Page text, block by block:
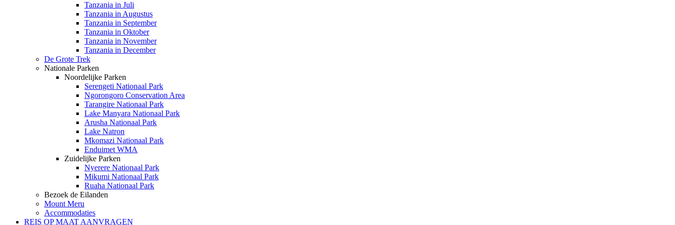
Tanzania in Juli
Tanzania in Augustus
Tanzania in September
Tanzania in Oktober
Tanzania in November
Tanzania in December
De Grote Trek
Nationale Parken
Noordelijke Parken
Serengeti Nationaal Park
Ngorongoro Conservation Area
Tarangire Nationaal Park
Lake Manyara Nationaal Park
Arusha Nationaal Park
Lake Natron
Mkomazi Nationaal Park
Enduimet WMA
Zuidelijke Parken
Nyerere Nationaal Park
Mikumi Nationaal Park
Ruaha Nationaal Park
Bezoek de Eilanden
Mount Meru
Accommodaties
REIS OP MAAT AANVRAGEN